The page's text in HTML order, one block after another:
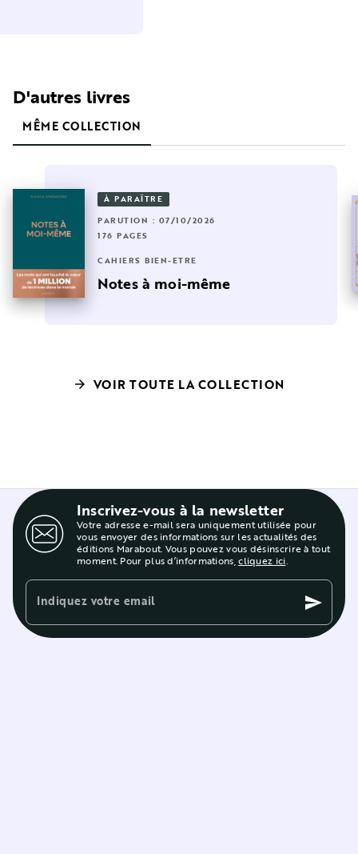
D'autres livres
MÊME COLLECTION
À PARAÎTRE
PARUTION : 07/10/2026
176 PAGES
CAHIERS BIEN-ÊTRE
Notes à moi-même
arrow_forward VOIR TOUTE LA COLLECTION
Inscrivez-vous à la newsletter
Votre adresse e-mail sera uniquement utilisée pour
vous envoyer des informations sur les actualités des
éditions Marabout. Vous pouvez vous désinscrire à tout
moment. Pour plus d’informations,cliquez ici.
Indiquez votre email send